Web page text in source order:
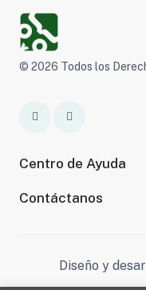
© 2026 Todos los
Centro de Ayuda
Contáctanos
Diseño y